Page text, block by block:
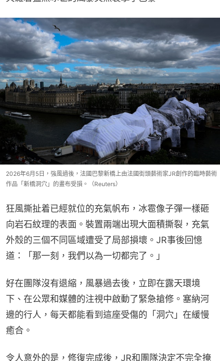
2026年6月5日，強風過後，法國巴黎新橋上由法國街頭藝術家JR創作的臨時藝術
作品「新橋洞穴」的畫布受損。（Reuters）
狂風撕扯着已經就位的充氣帆布，冰雹像子彈一樣砸
向岩石紋理的表面。裝置兩端出現大面積撕裂，充氣
外殼的三個不同區域遭受了局部損壞。JR事後回憶
道：「那一刻，我們以為一切都完了。」
好在團隊沒有退縮，風暴過去後，立即在露天環境
下、在公眾和媒體的注視中啟動了緊急搶修。塞納河
邊的行人，每天都能看到這座受傷的「洞穴」在緩慢
癒合。
令人意外的是，修復完成後，JR和團隊決定不完全掩